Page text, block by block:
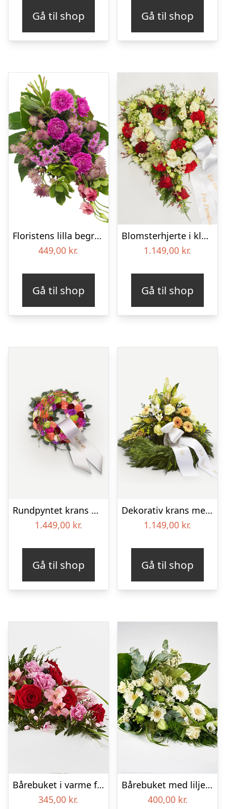
Gå til shop Gå til shop
Floristens lilla begravelses­buket
449,00 kr.
Gå til shop
Blomsterhjerte i klassisk stil med bånd
1.149,00 kr.
Gå til shop
Rundpyntet krans med bånd
1.449,00 kr.
Gå til shop
Dekorativ krans med bånd
1.149,00 kr.
Gå til shop
Bårebuket i varme farver – Blomster til begravelse
345,00 kr.
Bårebuket med liljer, floristens valg – Blomster til begravelse
400,00 kr.